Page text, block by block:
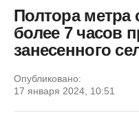
Полтора метра
более 7 часов
занесенного
Опубликовано:
17 января 2024, 10:51